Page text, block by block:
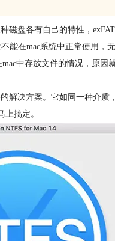
磁盘各有自己的特性，exFAT
在mac系统中正常使用，
中存放文件的情况，原因
解决方案。它如同一种介质
上搞定。